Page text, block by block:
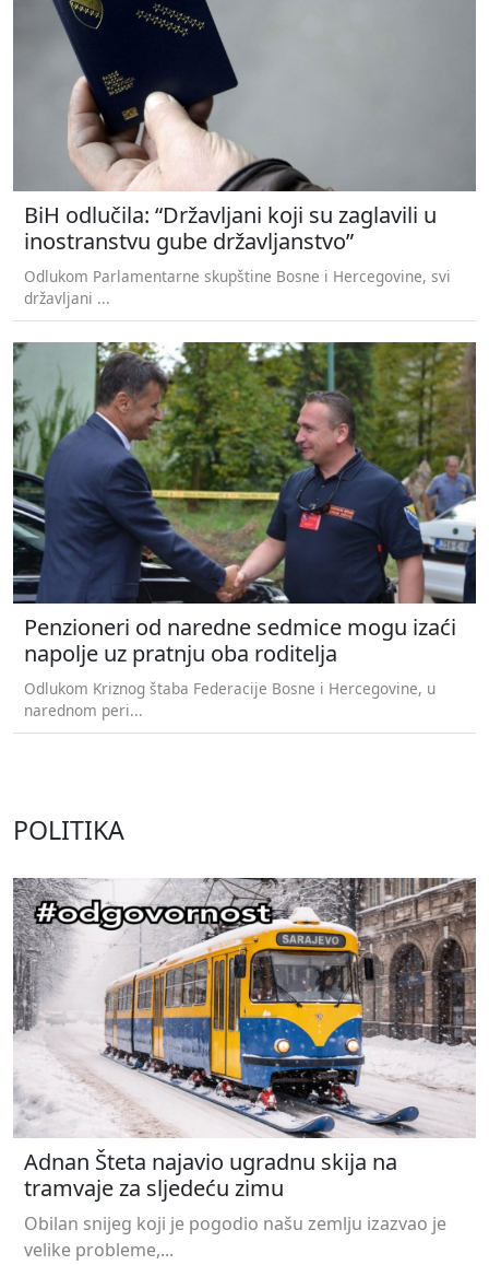
BiH odlučila: “Državljani koji su zaglavili u
inostranstvu gube državljanstvo”
Odlukom Parlamentarne skupštine Bosne i Hercegovine, svi
državljani ...
Penzioneri od naredne sedmice mogu izaći
napolje uz pratnju oba roditelja
Odlukom Kriznog štaba Federacije Bosne i Hercegovine, u
narednom peri...
POLITIKA
Adnan Šteta najavio ugradnu skija na
tramvaje za sljedeću zimu
Obilan snijeg koji je pogodio našu zemlju izazvao je
velike probleme,...